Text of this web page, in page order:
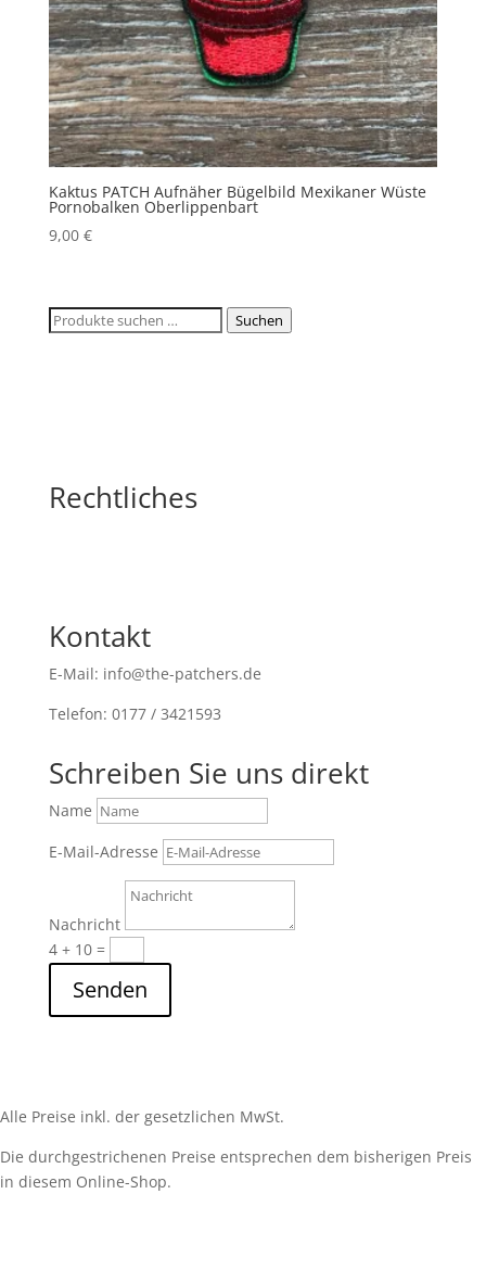
Kaktus PATCH Aufnäher Bügelbild Mexikaner Wüste
Pornobalken Oberlippenbart
9,00 €
Suchen
Suchen
Rechtliches
Kontakt
E-Mail: info@the-patchers.de
Telefon: 0177 / 3421593
Schreiben Sie uns direkt
Name
E-Mail-Adresse
Nachricht
4 + 10=
Senden
Alle Preise inkl. der gesetzlichen MwSt.
Die durchgestrichenen Preise entsprechen dem bisherigen Preis
in diesem Online-Shop.